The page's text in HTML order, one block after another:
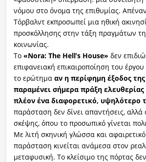
νόμου στο όνομα της επιθυμίας.
Τόρβαλντ εκπροσωπεί μια ηθική
προσκόλλησης στην τάξη πραγμάτων
κοινωνίας.
Το «Nora: The Hell’s House» δεν
επιφανειακή επικαιροποίηση του
το ερώτημα αν η περίφημη έξοδος
παραμένει σήμερα πράξη ελευθερίας
πλέον ένα διαφορετικό, υψηλότερο
παράσταση δεν δίνει απαντήσεις, αλλά
σκέψης, όπου το προσωπικό γίνεται
Με λιτή σκηνική γλώσσα και
παράσταση κινείται ανάμεσα στον
μεταφυσική. Το κλείσιμο της πόρτας